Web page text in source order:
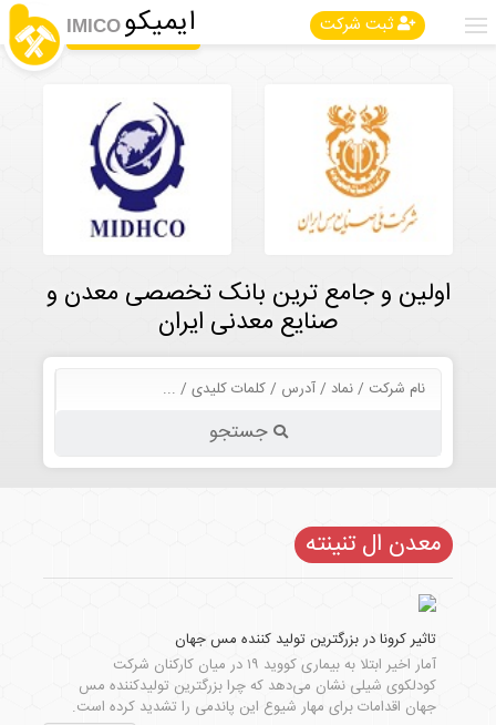
ثبت شرکت ایمیکو IMICO
اولین و جامع ترین بانک تخصصی معدن و
صنایع معدنی ایران
جستجو
معدن ال تنینته
تاثیر کرونا در بزرگترین تولید کننده مس جهان
آمار اخیر ابتلا به بیماری کووید ۱۹ در میان کارکنان شرکت
کودلکوی شیلی نشان می‌دهد که چرا بزرگترین تولیدکننده مس
جهان اقدامات برای مهار شیوع این پاندمی را تشدید کرده است.